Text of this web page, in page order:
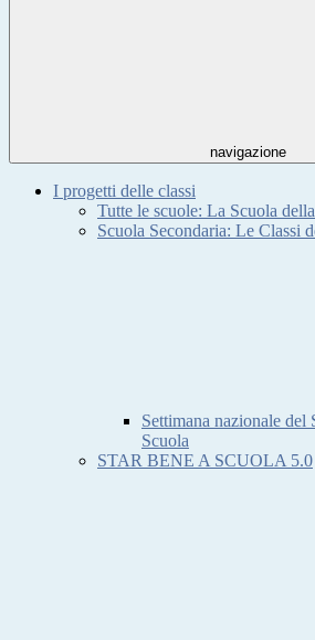
navigazione
I progetti delle classi
Tutte le scuole: La Scuola
Scuola Secondaria: Le Classi
Settimana nazionale
Scuola
STAR BENE A SCUOLA 5.0